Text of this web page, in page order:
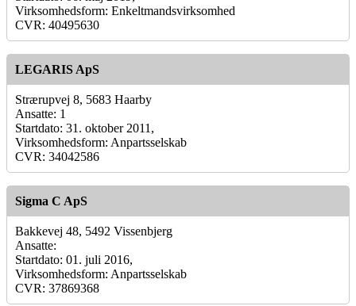
Virksomhedsform: Enkeltmandsvirksomhed
CVR: 40495630
LEGARIS ApS
Strærupvej 8, 5683 Haarby
Ansatte: 1
Startdato: 31. oktober 2011,
Virksomhedsform: Anpartsselskab
CVR: 34042586
Sigma C ApS
Bakkevej 48, 5492 Vissenbjerg
Ansatte:
Startdato: 01. juli 2016,
Virksomhedsform: Anpartsselskab
CVR: 37869368